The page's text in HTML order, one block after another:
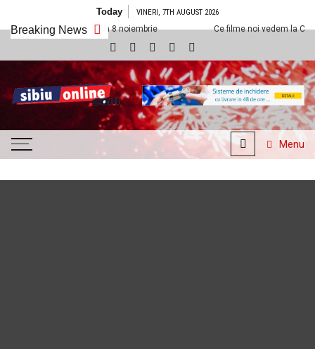
Today VINERI, 7TH AUGUST 2026
Breaking News
din 8 noiembrie Ce filme noi vedem la Cineplexx Sibiu din 1
SibiuOnline.com
… locatii si evenimente din
Sibiu!!!
Menu